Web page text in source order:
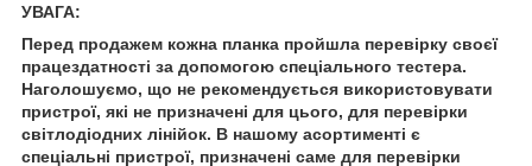
УВАГА:
Перед продажем кожна планка пройшла перевірку своєї
працездатності за допомогою спеціального тестера.
Наголошуємо, що не рекомендується використовувати
пристрої, які не призначені для цього, для перевірки
світлодіодних лінійок. В нашому асортименті є
спеціальні пристрої, призначені саме для перевірки